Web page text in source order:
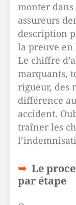
monter dans
assureurs
description
la preuve en
Le chiffre
marquants,
rigueur, des
différence
accident.
traîner les
Le
par étape